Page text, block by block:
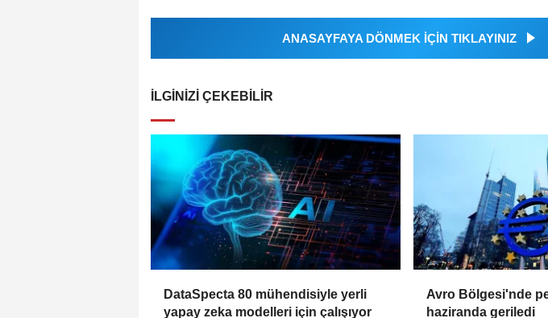
ANASAYFAYA DÖNMEK İÇİN TIKLAYINIZ
İLGINIZI ÇEKEBILIR
DataSpecta 80 mühendisiyle yerli
yapay zeka modelleri için çalışıyor
Avro Bölgesi'nde
haziranda geriledi